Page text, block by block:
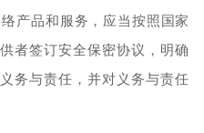
产品和服务，应当按照国家
者签订安全保密协议，明确
务与责任，并对义务与责任